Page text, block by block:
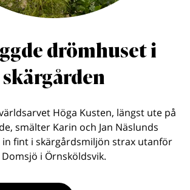
drömhuset i
skärgården
Höga Kusten, längst ute på
smälter Karin och Jan Näslunds
in fint i skärgårdsmiljön strax utanför
Domsjö i Örnsköldsvik.